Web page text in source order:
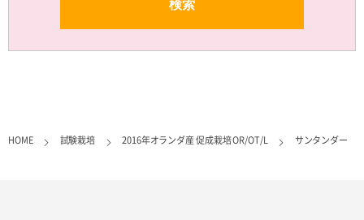
HOME 試験栽培 2016年オランダ産 促成栽培 OR/OT/L サンタンダー